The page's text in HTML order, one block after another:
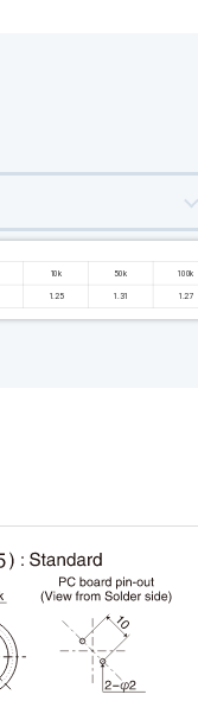
10k 50k 100k
1.25 1.31 1.27